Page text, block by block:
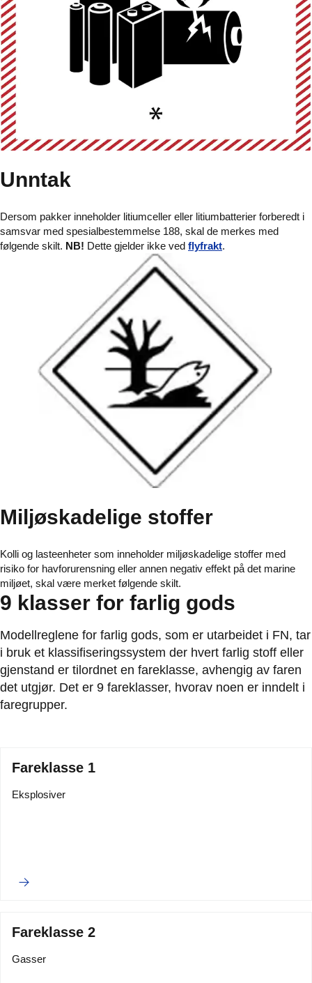
Unntak
Dersom pakker inneholder litiumceller eller litiumbatterier forberedt i
samsvar med spesialbestemmelse 188, skal de merkes med
følgende skilt. NB! Dette gjelder ikke ved flyfrakt.
Miljøskadelige stoffer
Kolli og lasteenheter som inneholder miljøskadelige stoffer med
risiko for havforurensning eller annen negativ effekt på det marine
miljøet, skal være merket følgende skilt.
9 klasser for farlig gods
Modellreglene for farlig gods, som er utarbeidet i FN, tar
i bruk et klassifiseringssystem der hvert farlig stoff eller
gjenstand er tilordnet en fareklasse, avhengig av faren
det utgjør. Det er 9 fareklasser, hvorav noen er inndelt i
faregrupper.
Fareklasse 1
Eksplosiver
Fareklasse 2
Gasser